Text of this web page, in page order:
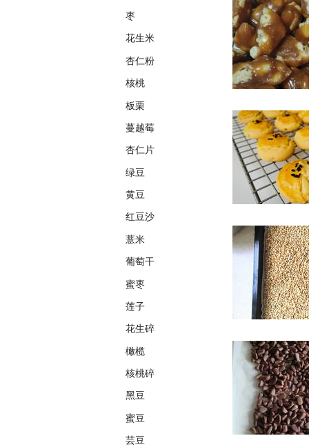
枣
花生米
杏仁粉
核桃
板栗
蔓越莓
杏仁片
绿豆
黄豆
红豆沙
薏米
葡萄干
蜜枣
莲子
花生碎
橄榄
核桃碎
黑豆
蜜豆
芸豆